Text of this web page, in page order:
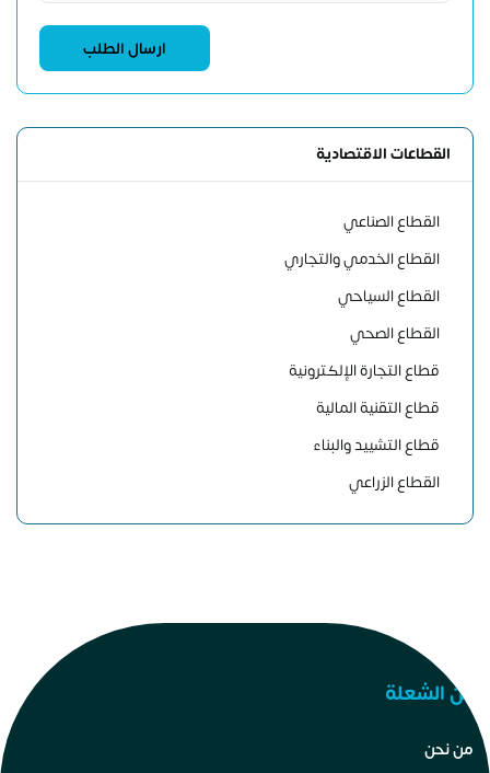
القطاعات الاقتصادية
القطاع الصناعي
القطاع الخدمي والتجاري
القطاع السياحي
القطاع الصحي
قطاع التجارة الإلكترونية
قطاع التقنية المالية
قطاع التشييد والبناء
القطاع الزراعي
عن الشعلة
من نحن